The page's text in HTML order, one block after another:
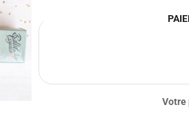
Votre